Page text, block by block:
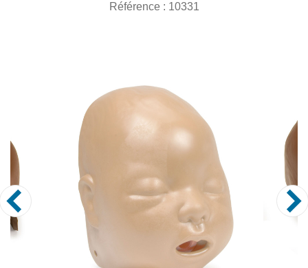
Référence : 10331